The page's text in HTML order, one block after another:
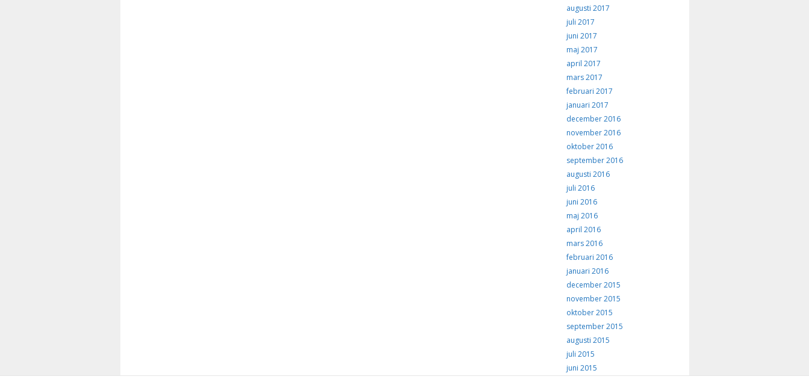
augusti 2017
juli 2017
juni 2017
maj 2017
april 2017
mars 2017
februari 2017
januari 2017
december 2016
november 2016
oktober 2016
september 2016
augusti 2016
juli 2016
juni 2016
maj 2016
april 2016
mars 2016
februari 2016
januari 2016
december 2015
november 2015
oktober 2015
september 2015
augusti 2015
juli 2015
juni 2015